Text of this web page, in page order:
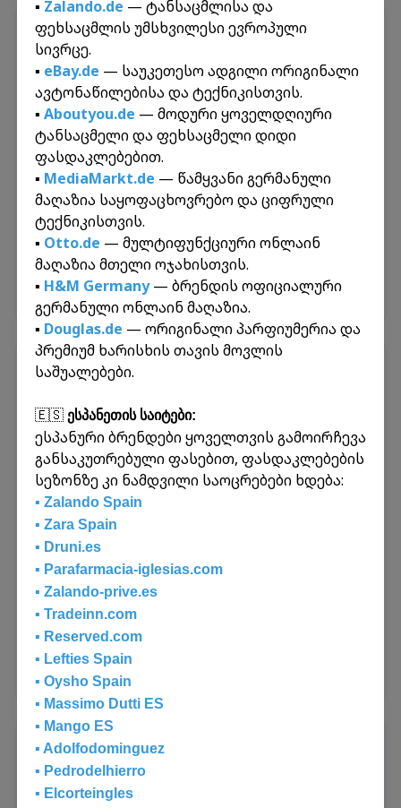
პერსონალური გზავნილები
გააგზავნეთ და მიიღეთ ამანათები ევროპიდან
მარტივად. ჩვენ უზრუნველვყოფთ თქვენი
პირადი ნივთებისა და გზავნილების
უსაფრთხო და სწრაფ ტრანსპორტირებას
საქართველოდან ევროპაში და პირიქით.
საქართველო
🌍
გაიგეთ მეტი
შიდა გზავნილები
ხელმისაწვდომ შიდა გადაზიდვებს.
გააგზავნეთ ამანათები საქართველოს
ნებისმიერი ფილიალიდან ნებისმიერ
ფილიალში. მიიტანეთ ამანათი თქვენთან
ყველაზე ახლოს მდებარე ოფისში და
ადრესატი მას სასურველ ქალაქში მიიღებს.
საკურიერო
გაიგეთ მეტი
კომერციული ტვირთები
✈️საჰაერო 🚐
ვახორციელებთ ნაკრები ტვირთების
▪️ Zalando.de — ტანსაცმლისა და
ფეხსაცმლის უმსხვილესი ევროპული
სივრცე.
▪️ eBay.de — საუკეთესო ადგილი ორიგინალი
ავტონაწილებისა და ტექნიკისთვის.
▪️ Aboutyou.de — მოდური ყოველდღიური
ტანსაცმელი და ფეხსაცმელი დიდი
ფასდაკლებებით.
▪️ MediaMarkt.de — წამყვანი გერმანული
მაღაზია საყოფაცხოვრებო და ციფრული
ტექნიკისთვის.
▪️ Otto.de — მულტიფუნქციური ონლაინ
მაღაზია მთელი ოჯახისთვის.
▪️ H&M Germany — ბრენდის ოფიციალური
გერმანული ონლაინ მაღაზია.
▪️ Douglas.de — ორიგინალი პარფიუმერია და
პრემიუმ ხარისხის თავის მოვლის
საშუალებები.
🇪🇸 ესპანეთის საიტები:
ესპანური ბრენდები ყოველთვის გამოირჩევა
განსაკუთრებული ფასებით, ფასდაკლებების
სეზონზე კი ნამდვილი საოცრებები ხდება:
▪️ Zalando Spain
▪️ Zara Spain
▪️ Druni.es
▪️ Parafarmacia-iglesias.com
▪️ Zalando-prive.es
▪️ Tradeinn.com
▪️ Reserved.com
▪️ Lefties Spain
▪️ Oysho Spain
▪️ Massimo Dutti ES
▪️ Mango ES
▪️ Adolfodominguez
▪️ Pedrodelhierro
▪️ Elcorteingles